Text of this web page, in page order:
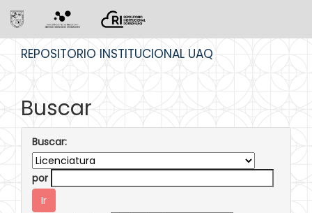
REPOSITORIO INSTITUCIONAL UAQ
Buscar
Buscar:
por